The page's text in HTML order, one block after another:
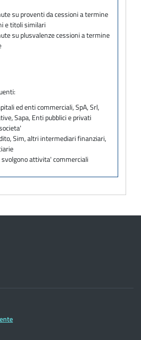
su proventi da cessioni a termine
e titoli similari
su plusvalenze cessioni a termine
ed enti commerciali, SpA, Srl,
Sapa, Enti pubblici e privati
Sim, altri intermediari finanziari,
attivita' commerciali